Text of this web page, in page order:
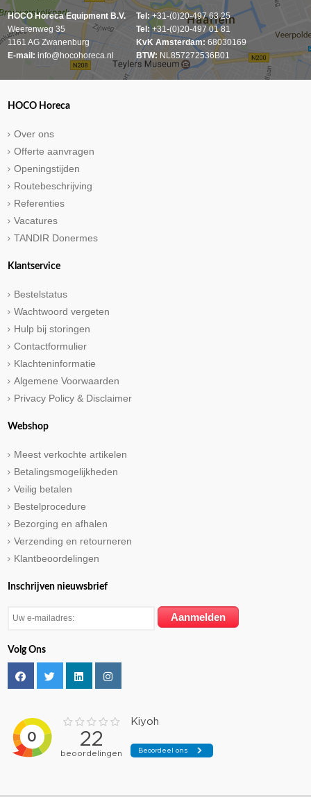
HOCO Horeca Equipment B.V.
Weerenweg 35
1161 AG Zwanenburg
E-mail: info@hocohoreca.nl
Tel: +31-(0)20-497 63 25
Tel:+31-(0)20-497 01 81
KvK Amsterdam: 68030169
BTW: NL857272536B01
HOCO Horeca
Over ons
Offerte aanvragen
Openingstijden
Routebeschrijving
Referenties
Vacatures
TANDIR Donermes
Klantservice
Bestelstatus
Wachtwoord vergeten
Hulp bij storingen
Contactformulier
Klachteninformatie
Algemene Voorwaarden
Privacy Policy & Disclaimer
Webshop
Meest verkochte artikelen
Betalingsmogelijkheden
Veilig betalen
Bestelprocedure
Bezorging en afhalen
Verzending en retourneren
Klantbeoordelingen
Inschrijven nieuwsbrief
Volg Ons